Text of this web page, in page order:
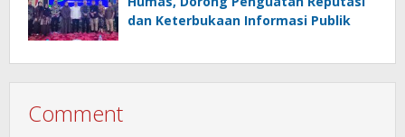
dan Keterbukaan Informasi Publik
Comment